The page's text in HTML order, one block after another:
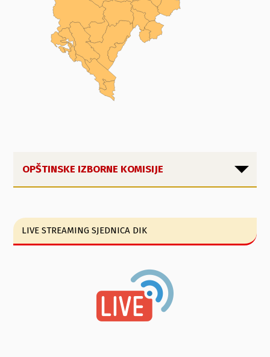
OPŠTINSKE IZBORNE KOMISIJE
LIVE STREAMING SJEDNICA DIK